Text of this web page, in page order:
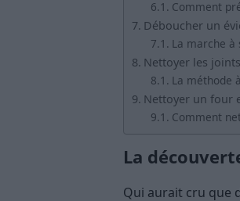
Comment
Déboucher un
La marche à
Nettoyer les
La méthode
Nettoyer un four
Comment
La
Qui aurait cru que